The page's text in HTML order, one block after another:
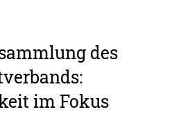
des
im Fokus